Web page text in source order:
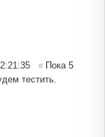
# Пока 5
тестить.